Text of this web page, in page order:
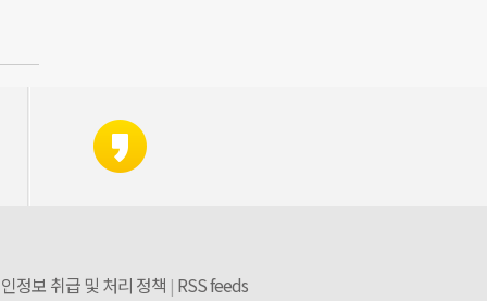
정보 취급 및 처리 정책 | RSS feeds